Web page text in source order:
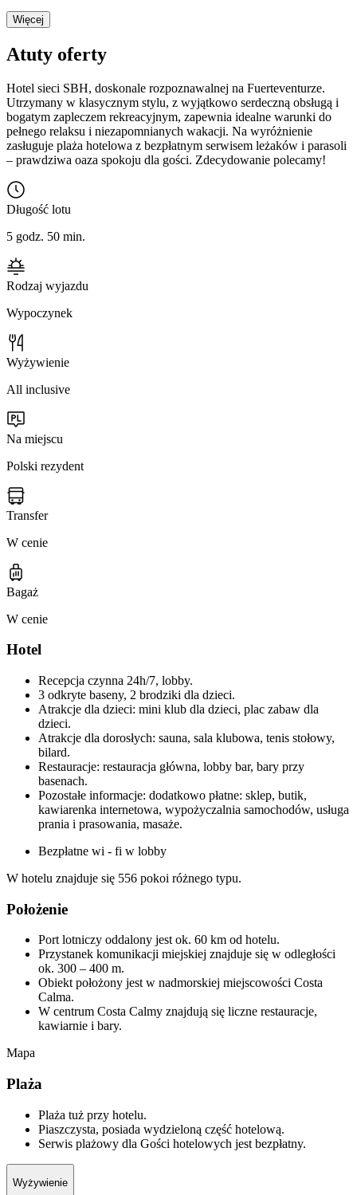
Więcej
Atuty oferty
Hotel sieci SBH, doskonale rozpoznawalnej na Fuerteventurze.
Utrzymany w klasycznym stylu, z wyjątkowo serdeczną obsługą i
bogatym zapleczem rekreacyjnym, zapewnia idealne warunki do
pełnego relaksu i niezapomnianych wakacji. Na wyróżnienie
zasługuje plaża hotelowa z bezpłatnym serwisem leżaków i parasoli
– prawdziwa oaza spokoju dla gości. Zdecydowanie polecamy!
Długość lotu
5 godz. 50 min.
Rodzaj wyjazdu
Wypoczynek
Wyżywienie
All inclusive
Na miejscu
Polski rezydent
Transfer
W cenie
Bagaż
W cenie
Hotel
Recepcja czynna 24h/7, lobby.
3 odkryte baseny, 2 brodziki dla dzieci.
Atrakcje dla dzieci: mini klub dla dzieci, plac zabaw dla
dzieci.
Atrakcje dla dorosłych: sauna, sala klubowa, tenis stołowy,
bilard.
Restauracje: restauracja główna, lobby bar, bary przy
basenach.
Pozostałe informacje: dodatkowo płatne: sklep, butik,
kawiarenka internetowa, wypożyczalnia samochodów, usługa
prania i prasowania, masaże.
Bezpłatne wi - fi w lobby
W hotelu znajduje się 556 pokoi różnego typu.
Położenie
Port lotniczy oddalony jest ok. 60 km od hotelu.
Przystanek komunikacji miejskiej znajduje się w odległości
ok. 300 – 400 m.
Obiekt położony jest w nadmorskiej miejscowości Costa
Calma.
W centrum Costa Calmy znajdują się liczne restauracje,
kawiarnie i bary.
Mapa
Plaża
Plaża tuż przy hotelu.
Piaszczysta, posiada wydzieloną część hotelową.
Serwis plażowy dla Gości hotelowych jest bezpłatny.
Wyżywienie